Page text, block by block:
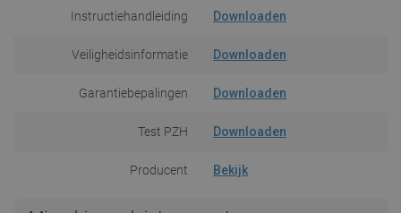
Instructiehandleiding Downloaden
Veiligheidsinformatie Downloaden
Garantiebepalingen Downloaden
Test PZH Downloaden
Producent Bekijk